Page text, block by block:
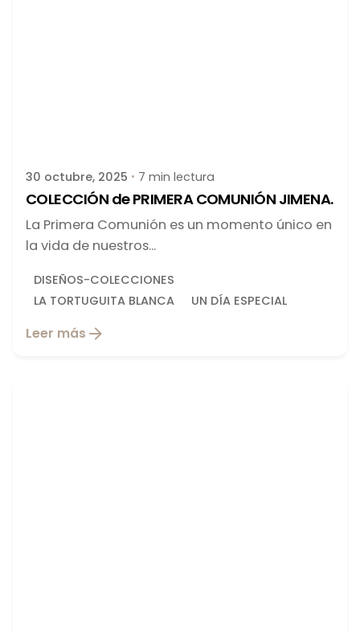
30 octubre, 2025 7 min lectura
COLECCIÓN de PRIMERA COMUNIÓN JIMENA.
La Primera Comunión es un momento único en
la vida de nuestros...
DISEÑOS-COLECCIONES
LA TORTUGUITA BLANCA
UN DÍA ESPECIAL
Leer más